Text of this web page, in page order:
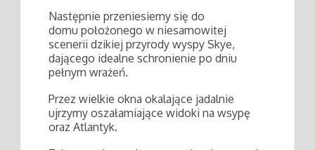
Następnie przeniesiemy się do
domu położonego w niesamowitej
scenerii dzikiej przyrody wyspy Skye,
dającego idealne schronienie po dniu
pełnym wrażeń.
Przez wielkie okna okalające jadalnie
ujrzymy oszałamiające widoki na wsypę
oraz Atlantyk.